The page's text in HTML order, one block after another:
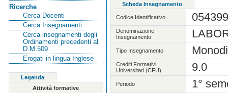
Ricerche
Cerca Docenti
Cerca Insegnamenti
Cerca insegnamenti degli
Ordinamenti precedenti al
D.M.509
Erogati in lingua Inglese
Legenda
Attività formative
Scheda Insegnamento
Codice Identificativo
Denominazione
Insegnamento
Tipo Insegnamento
Crediti Formativi
Universitari (CFU)
9.0
Periodo 1°